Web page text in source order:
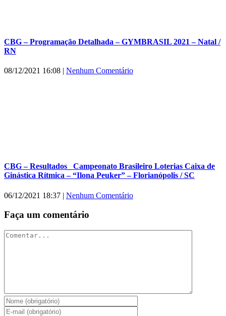
CBG – Programação Detalhada – GYMBRASIL 2021 – Natal /
RN
08/12/2021 16:08 | Nenhum Comentário
CBG – Resultados_ Campeonato Brasileiro Loterias Caixa de
Ginástica Rítmica – “Ilona Peuker” – Florianópolis / SC
06/12/2021 18:37 | Nenhum Comentário
Faça um comentário
Comentar